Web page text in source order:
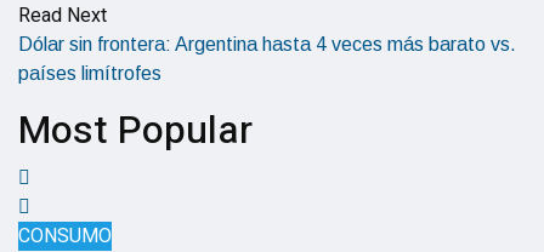
Read Next
Dólar sin frontera: Argentina hasta 4 veces más barato vs.
países limítrofes
Most Popular
CONSUMO